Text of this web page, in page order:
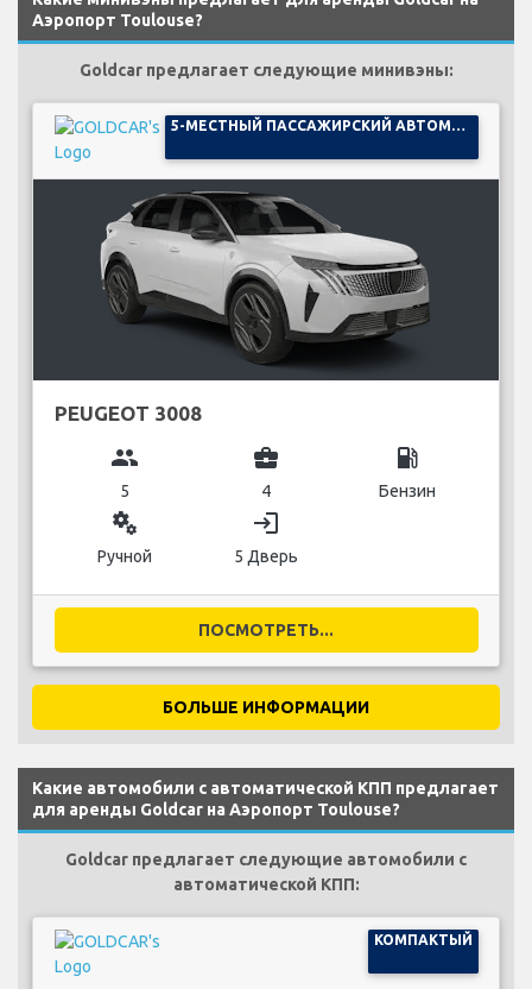
Аэропорт Toulouse?
Goldcar предлагает следующие минивэны:
5-МЕСТНЫЙ ПАССАЖИРСКИЙ АВТОМОБИЛЬ
PEUGEOT 3008
group
5
business_center
4
local_gas_station
Бензин
miscellaneous_services
Ручной
login
5 Дверь
ПОСМОТРЕТЬ...
БОЛЬШЕ ИНФОРМАЦИИ
Какие автомобили с автоматической КПП предлагает
для аренды Goldcar на Аэропорт Toulouse?
Goldcar предлагает следующие автомобили с
автоматической КПП:
КОМПАКТЫЙ